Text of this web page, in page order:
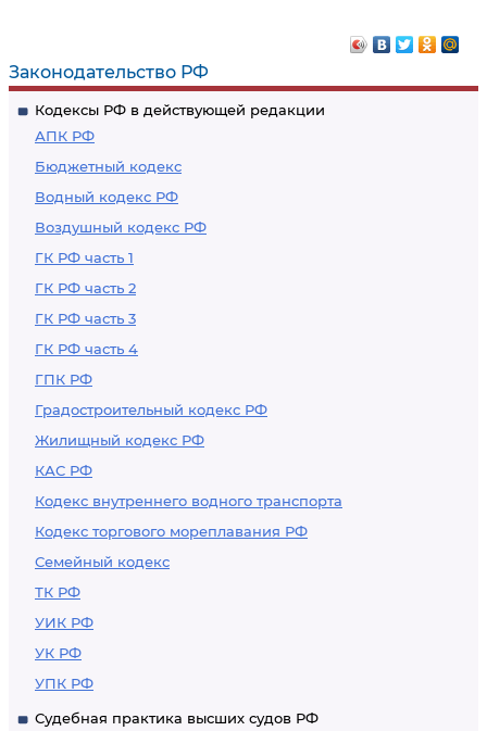
Законодательство РФ
Кодексы РФ в действующей редакции
АПК РФ
Бюджетный кодекс
Водный кодекс РФ
Воздушный кодекс РФ
ГК РФ часть 1
ГК РФ часть 2
ГК РФ часть 3
ГК РФ часть 4
ГПК РФ
Градостроительный кодекс РФ
Жилищный кодекс РФ
КАС РФ
Кодекс внутреннего водного транспорта
Кодекс торгового мореплавания РФ
Семейный кодекс
ТК РФ
УИК РФ
УК РФ
УПК РФ
Судебная практика высших судов РФ